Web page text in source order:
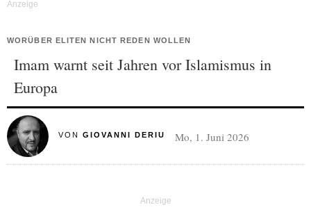
WORÜBER ELITEN NICHT REDEN WOLLEN
Imam warnt seit Jahren vor Islamismus in
Europa
VON GIOVANNI DERIU Mo, 1. Juni 2026